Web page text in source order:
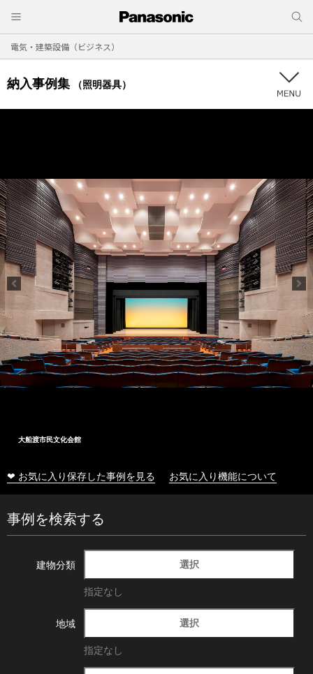
電気・建築設備（ビジネス）
納入事例集 （照明器具）
大船渡市民文化会館
❤ お気に入り保存した事例を見る お気に入り機能について
事例を検索する
建物分類 選択
指定なし
地域 選択
指定なし